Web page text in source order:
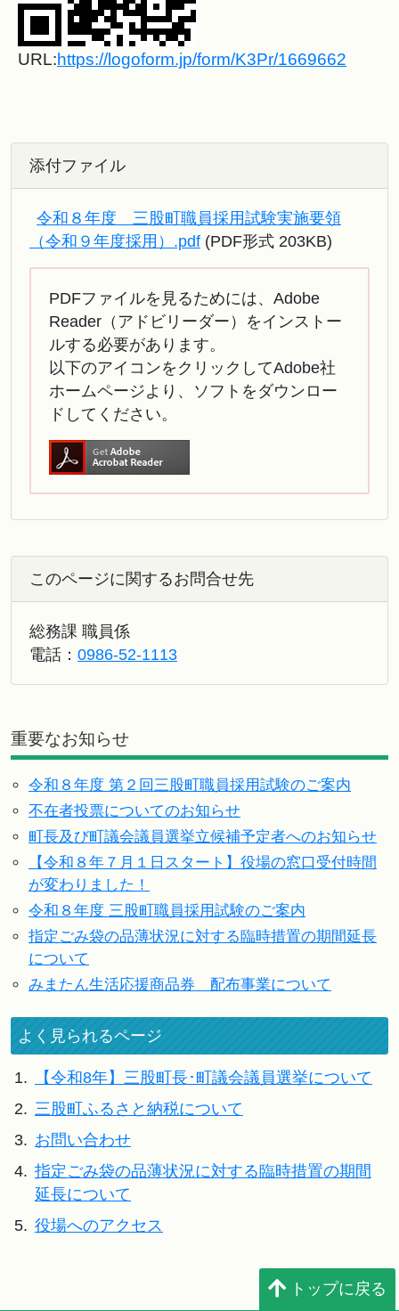
URL:https://logoform.jp/form/K3Pr/1669662
添付ファイル
令和８年度 三股町職員採用試験実施要領
（令和９年度採用）.pdf (PDF形式 203KB)
PDFファイルを見るためには、Adobe
Reader（アドビリーダー）をインストー
ルする必要があります。
以下のアイコンをクリックしてAdobe社
ホームページより、ソフトをダウンロー
ドしてください。
このページに関するお問合せ先
総務課 職員係
電話： 0986-52-1113
重要なお知らせ
令和８年度 第２回三股町職員採用試験のご案内
不在者投票についてのお知らせ
町長及び町議会議員選挙立候補予定者へのお知らせ
【令和８年７月１日スタート】役場の窓口受付時間
が変わりました！
令和８年度 三股町職員採用試験のご案内
指定ごみ袋の品薄状況に対する臨時措置の期間延長
について
みまたん生活応援商品券 配布事業について
よく見られるページ
1.
【令和8年】三股町長･町議会議員選挙について
2. 三股町ふるさと納税について
3. お問い合わせ
4. 指定ごみ袋の品薄状況に対する臨時措置の期間
延長について
5. 役場へのアクセス
トップに戻る